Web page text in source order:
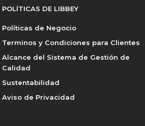
POLÍTICAS DE LIBBEY
Políticas de Negocio
Terminos y Condiciones para Clientes
Alcance del Sistema de Gestión de
Calidad
Sustentabilidad
Aviso de Privacidad